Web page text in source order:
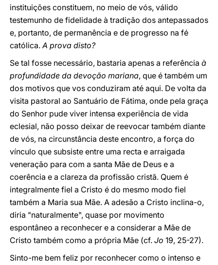
instituições constituem, no meio de vós, válido
testemunho de fidelidade à tradição dos antepassados
e, portanto, de permanência e de progresso na fé
católica.A prova disto?
Se tal fosse necessário, bastaria apenas a referência à
profundidade da devoção mariana, que é também um
dos motivos que vos conduziram até aqui. De volta da
visita pastoral ao Santuário de Fátima, onde pela graça
do Senhor pude viver intensa experiência de vida
eclesial, não posso deixar de reevocar também diante
de vós, na circunstância deste encontro, a força do
vínculo que subsiste entre uma recta e arraigada
veneração para com a santa Mãe de Deus e a
coerência e a clareza da profissão cristã. Quem é
integralmente fiel a Cristo é do mesmo modo fiel
também a Maria sua Mãe. A adesão a Cristo inclina-o,
diria "naturalmente", quase por movimento
espontâneo a reconhecer e a considerar a Mãe de
Cristo também como a própria Mãe (cf. Jo 19, 25-27).
Sinto-me bem feliz por reconhecer como o intenso e